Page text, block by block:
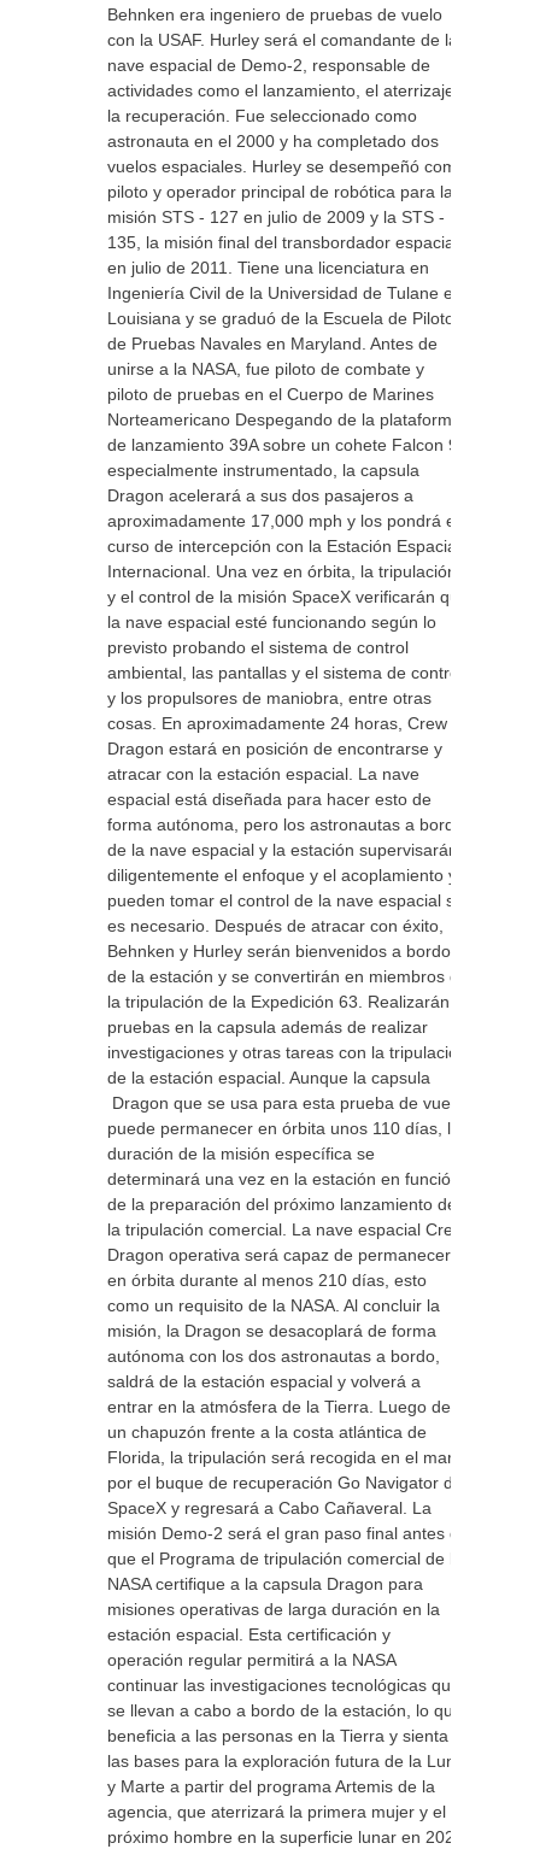
Behnken era ingeniero de pruebas de vuelo
con la USAF. Hurley será el comandante de la
nave espacial de Demo-2, responsable de
actividades como el lanzamiento, el aterrizaje y
la recuperación. Fue seleccionado como
astronauta en el 2000 y ha completado dos
vuelos espaciales. Hurley se desempeñó como
piloto y operador principal de robótica para la
misión STS ‐ 127 en julio de 2009 y la STS ‐
135, la misión final del transbordador espacial,
en julio de 2011. Tiene una licenciatura en
Ingeniería Civil de la Universidad de Tulane en
Louisiana y se graduó de la Escuela de Pilotos
de Pruebas Navales en Maryland. Antes de
unirse a la NASA, fue piloto de combate y
piloto de pruebas en el Cuerpo de Marines
Norteamericano Despegando de la plataforma
de lanzamiento 39A sobre un cohete Falcon 9
especialmente instrumentado, la capsula
Dragon acelerará a sus dos pasajeros a
aproximadamente 17,000 mph y los pondrá en
curso de intercepción con la Estación Espacial
Internacional. Una vez en órbita, la tripulación
y el control de la misión SpaceX verificarán que
la nave espacial esté funcionando según lo
previsto probando el sistema de control
ambiental, las pantallas y el sistema de control
y los propulsores de maniobra, entre otras
cosas. En aproximadamente 24 horas, Crew
Dragon estará en posición de encontrarse y
atracar con la estación espacial. La nave
espacial está diseñada para hacer esto de
forma autónoma, pero los astronautas a bordo
de la nave espacial y la estación supervisarán
diligentemente el enfoque y el acoplamiento y
pueden tomar el control de la nave espacial si
es necesario. Después de atracar con éxito,
Behnken y Hurley serán bienvenidos a bordo
de la estación y se convertirán en miembros de
la tripulación de la Expedición 63. Realizarán
pruebas en la capsula además de realizar
investigaciones y otras tareas con la tripulación
de la estación espacial. Aunque la capsula
Dragon que se usa para esta prueba de vuelo
puede permanecer en órbita unos 110 días, la
duración de la misión específica se
determinará una vez en la estación en función
de la preparación del próximo lanzamiento de
la tripulación comercial. La nave espacial Crew
Dragon operativa será capaz de permanecer
en órbita durante al menos 210 días, esto
como un requisito de la NASA. Al concluir la
misión, la Dragon se desacoplará de forma
autónoma con los dos astronautas a bordo,
saldrá de la estación espacial y volverá a
entrar en la atmósfera de la Tierra. Luego de
un chapuzón frente a la costa atlántica de
Florida, la tripulación será recogida en el mar
por el buque de recuperación Go Navigator de
SpaceX y regresará a Cabo Cañaveral. La
misión Demo-2 será el gran paso final antes de
que el Programa de tripulación comercial de la
NASA certifique a la capsula Dragon para
misiones operativas de larga duración en la
estación espacial. Esta certificación y
operación regular permitirá a la NASA
continuar las investigaciones tecnológicas que
se llevan a cabo a bordo de la estación, lo que
beneficia a las personas en la Tierra y sienta
las bases para la exploración futura de la Luna
y Marte a partir del programa Artemis de la
agencia, que aterrizará la primera mujer y el
próximo hombre en la superficie lunar en 2024.